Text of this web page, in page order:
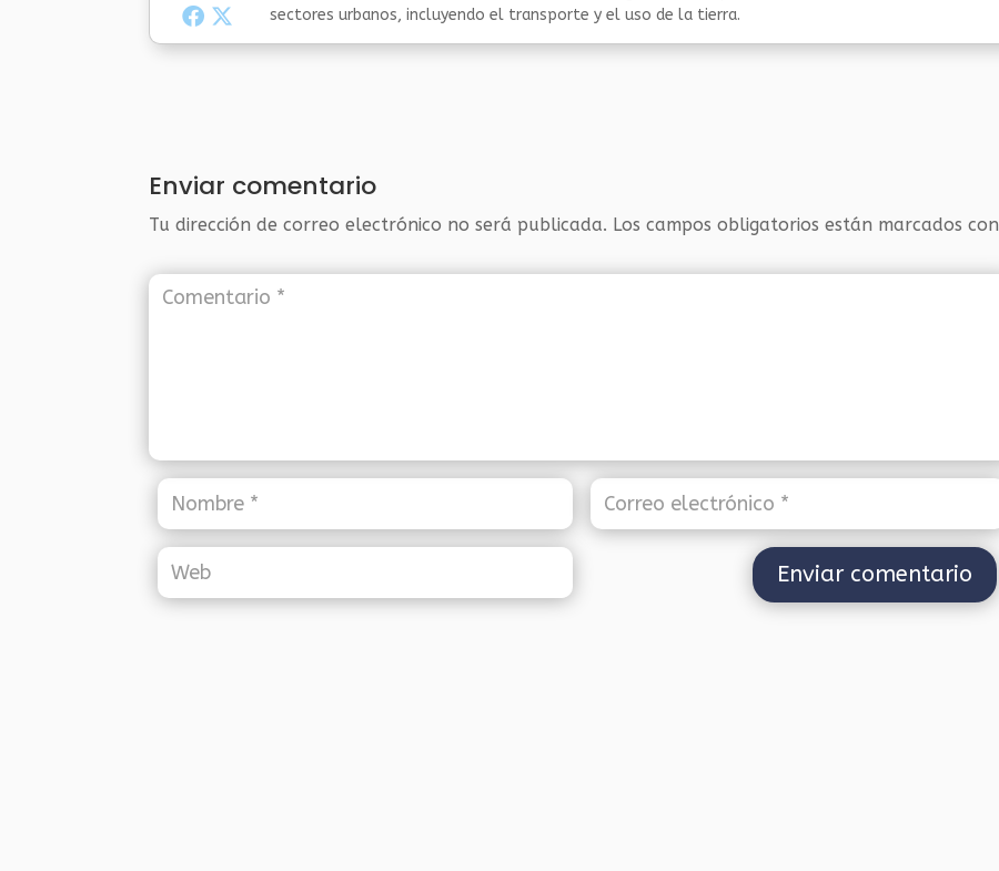
sectores urbanos, incluyendo el transporte y el uso de la tierra.
Enviar comentario
Tu dirección de correo electrónico no será publicada. Los campos obligatorios están marcados con